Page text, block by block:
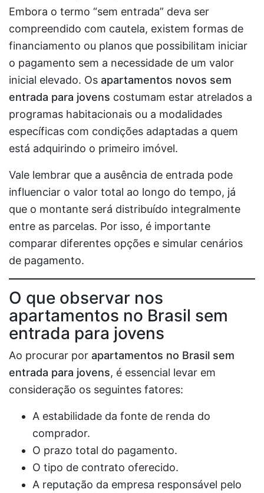
Embora o termo “sem entrada” deva ser
compreendido com cautela, existem formas de
financiamento ou planos que possibilitam iniciar
o pagamento sem a necessidade de um valor
inicial elevado. Os apartamentos novos sem
entrada para jovens costumam estar atrelados a
programas habitacionais ou a modalidades
específicas com condições adaptadas a quem
está adquirindo o primeiro imóvel.
Vale lembrar que a ausência de entrada pode
influenciar o valor total ao longo do tempo, já
que o montante será distribuído integralmente
entre as parcelas. Por isso, é importante
comparar diferentes opções e simular cenários
de pagamento.
O que observar nos
apartamentos no Brasil sem
entrada para jovens
Ao procurar por apartamentos no Brasil sem
entrada para jovens, é essencial levar em
consideração os seguintes fatores:
A estabilidade da fonte de renda do
comprador.
O prazo total do pagamento.
O tipo de contrato oferecido.
A reputação da empresa responsável pelo